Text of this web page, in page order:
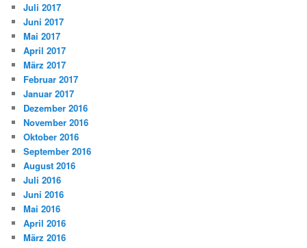
Juli 2017
Juni 2017
Mai 2017
April 2017
März 2017
Februar 2017
Januar 2017
Dezember 2016
November 2016
Oktober 2016
September 2016
August 2016
Juli 2016
Juni 2016
Mai 2016
April 2016
März 2016